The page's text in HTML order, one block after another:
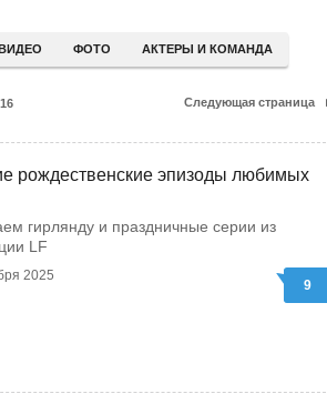
ФОТО АКТЕРЫ И КОМАНДА
16 Следующая страница
рождественские эпизоды любимых
гирлянду и праздничные серии из
LF
2025
9